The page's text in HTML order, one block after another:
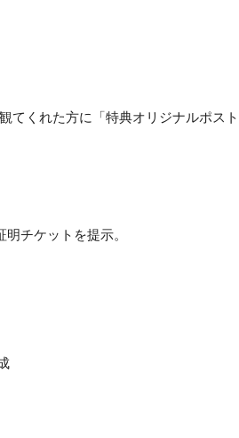
てくれた方に「特典オリジナルポス
チケットを提示。